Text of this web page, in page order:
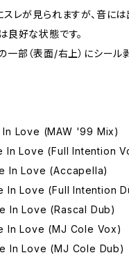
レが見られますが、音には
良好な状態です。
一部（表面/右上）にシー
Love (MAW '99 Mix)
In Love (Full Intention
In Love (Accapella)
In Love (Full Intention
In Love (Rascal Dub)
In Love (MJ Cole Vox)
In Love (MJ Cole Dub)